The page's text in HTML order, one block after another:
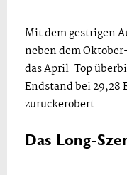
Mit dem gestrigen
neben dem
das April-Top
Endstand bei 29,28
zurückerobert.
Das Long-